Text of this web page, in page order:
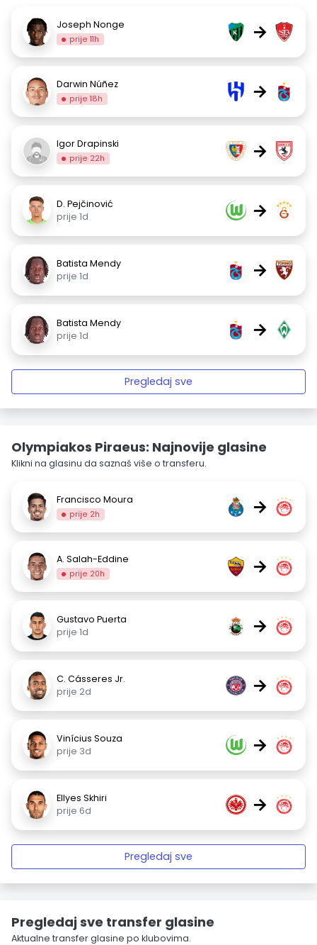
Joseph Nonge
prije 11h →
Darwin Núñez
prije 18h →
Igor Drapinski
prije 22h →
D. Pejčinović
prije 1d
→
Batista Mendy
prije 1d
→
Batista Mendy
prije 1d
→
Pregledaj sve
Olympiakos Piraeus: Najnovije glasine
Klikni na glasinu da saznaš više o transferu.
Francisco Moura
prije 2h →
A. Salah-Eddine
prije 20h →
Gustavo Puerta
prije 1d
→
C. Cásseres Jr.
prije 2d
→
Vinícius Souza
prije 3d
→
Ellyes Skhiri
prije 6d
→
Pregledaj sve
Pregledaj sve transfer glasine
Aktualne transfer glasine po klubovima.